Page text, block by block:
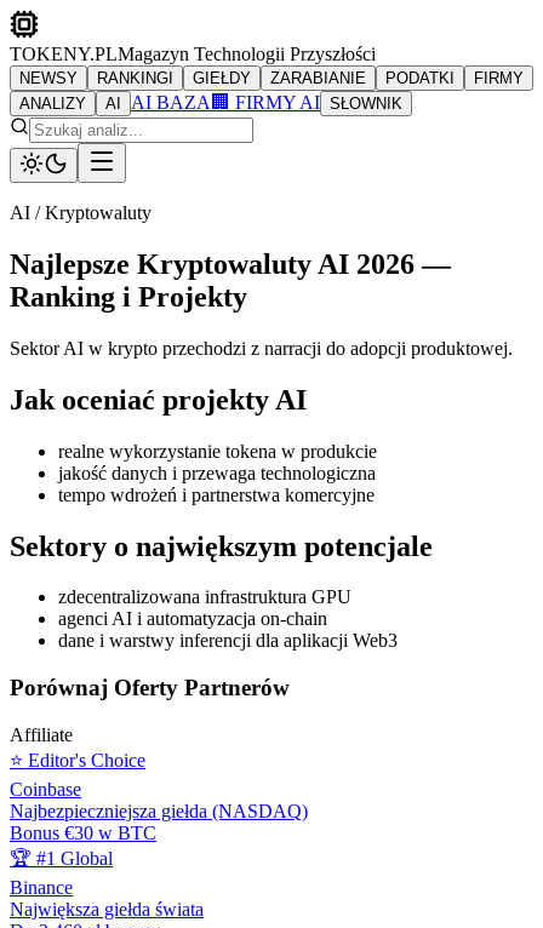
TOKENY.PLMagazyn Technologii Przyszłości
NEWSY RANKINGI GIEŁDY ZARABIANIE PODATKI
FIRMY
ANALIZY
AI AI BAZA 🏢 FIRMY AI SŁOWNIK
AI / Kryptowaluty
Najlepsze Kryptowaluty AI 2026 —
Ranking i Projekty
Sektor AI w krypto przechodzi z narracji do adopcji produktowej.
Jak oceniać projekty AI
realne wykorzystanie tokena w produkcie
jakość danych i przewaga technologiczna
tempo wdrożeń i partnerstwa komercyjne
Sektory o największym potencjale
zdecentralizowana infrastruktura GPU
agenci AI i automatyzacja on-chain
dane i warstwy inferencji dla aplikacji Web3
Porównaj Oferty Partnerów
Affiliate
⭐ Editor's Choice
Coinbase
Najbezpieczniejsza giełda (NASDAQ)
Bonus €30 w BTC
🏆 #1 Global
Binance
Największa giełda świata